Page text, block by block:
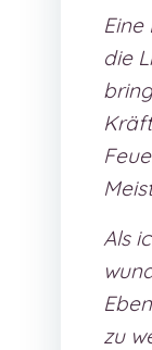
die
Als
zu